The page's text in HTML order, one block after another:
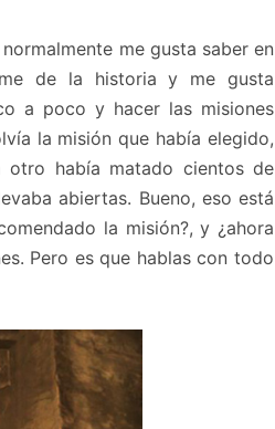
me gusta saber en
de la historia y me gusta
a poco y hacer las misiones
la misión que había elegido,
otro había matado cientos de
abiertas. Bueno, eso está
la misión?, y ¿ahora
Pero es que hablas con todo